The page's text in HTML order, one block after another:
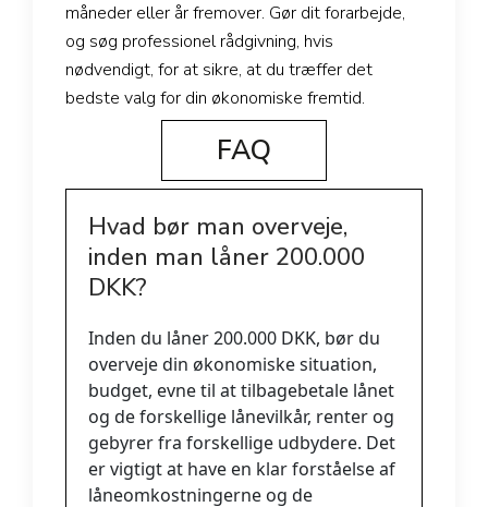
måneder eller år fremover. Gør dit forarbejde,
og søg professionel rådgivning, hvis
nødvendigt, for at sikre, at du træffer det
bedste valg for din økonomiske fremtid.
FAQ
Hvad bør man overveje,
inden man låner 200.000
DKK?
Inden du låner 200.000 DKK, bør du
overveje din økonomiske situation,
budget, evne til at tilbagebetale lånet
og de forskellige lånevilkår, renter og
gebyrer fra forskellige udbydere. Det
er vigtigt at have en klar forståelse af
låneomkostningerne og de